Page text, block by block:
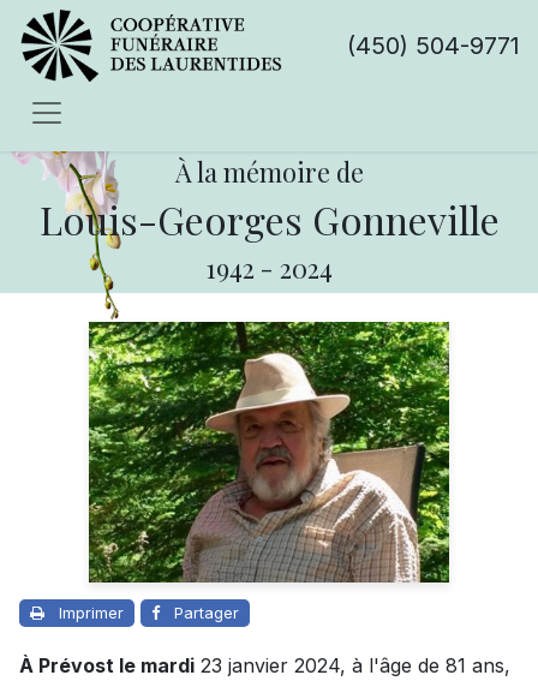
(450) 504-9771
À la mémoire de
Louis-Georges Gonneville
1942 - 2024
Imprimer Partager
À Prévost le mardi 23 janvier 2024, à l'âge de 81 ans,